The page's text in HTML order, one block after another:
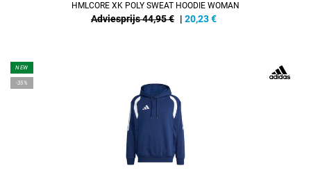
HMLCORE XK POLY SWEAT HOODIE WOMAN
Adviesprijs 44,95 € | 20,23€
NEW
-35%